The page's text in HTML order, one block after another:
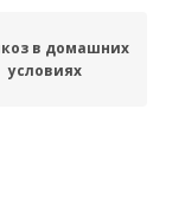
в домашних
условиях